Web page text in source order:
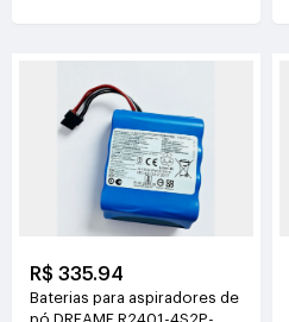
R$ 335.94
Baterias para aspiradores de
pó DREAME R2401-4S2P-